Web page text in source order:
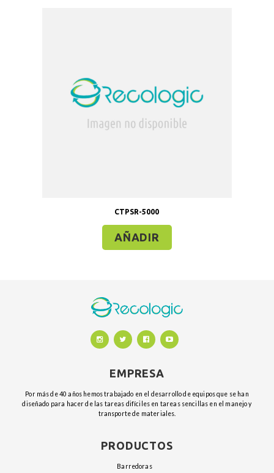
CTPSR-5000
AÑADIR
EMPRESA
Por más de 40 años hemos trabajado en el desarrollo de equipos que se han
diseñado para hacer de las tareas difíciles en tareas sencillas en el manejo y
transporte de materiales.
PRODUCTOS
barredoras